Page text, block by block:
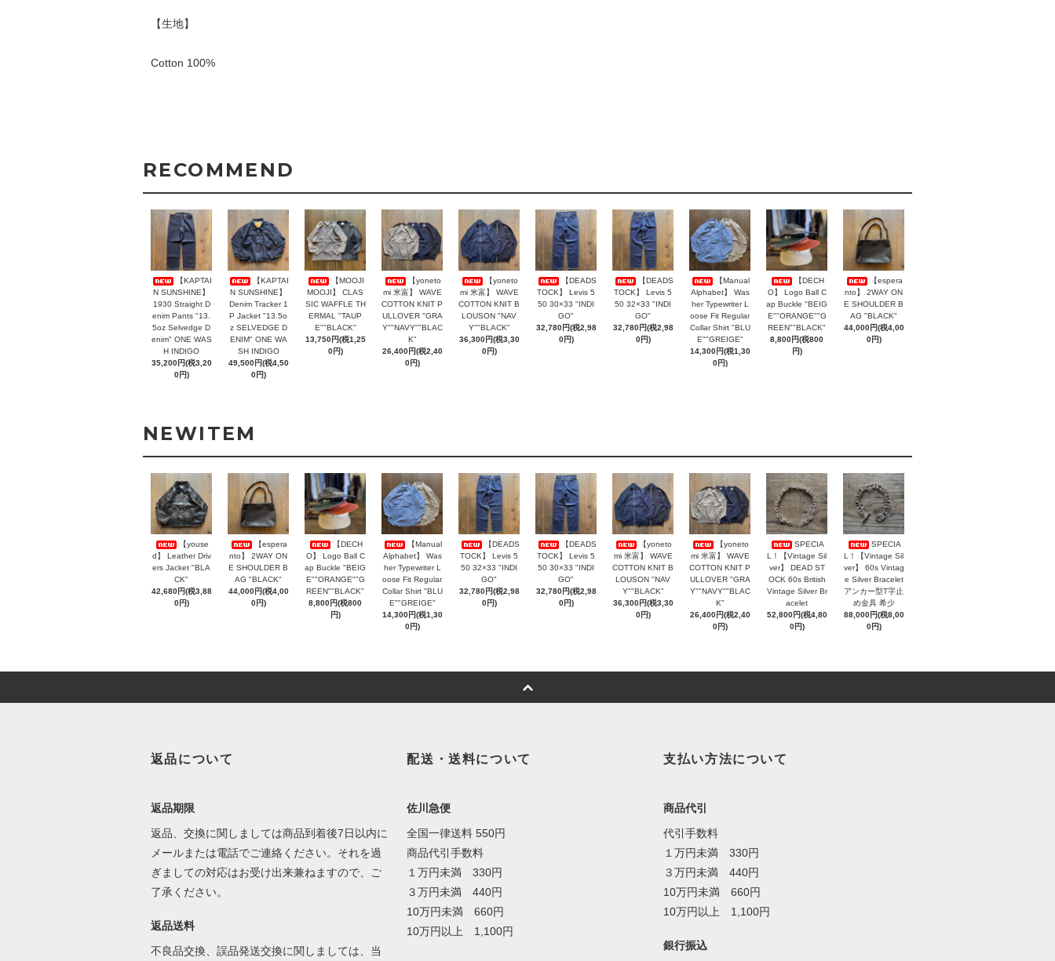
【生地】
Cotton 100%
RECOMMEND
【KAPTAI
N SUNSHINE】
1930 Straight D
enim Pants "13.
5oz Selvedge D
enim" ONE WAS
H INDIGO
35,200円(税3,20
0円)
【KAPTAI
N SUNSHINE】
Denim Tracker 1
P Jacket "13.5o
z SELVEDGE D
ENIM" ONE WA
SH INDIGO
49,500円(税4,50
0円)
【MOOJI
MOOJI】 CLAS
SIC WAFFLE TH
ERMAL "TAUP
E""BLACK"
13,750円(税1,25
0円)
【yoneto
mi 米富】 WAVE
COTTON KNIT P
ULLOVER "GRA
Y""NAVY""BLAC
K"
26,400円(税2,40
0円)
【yoneto
mi 米富】 WAVE
COTTON KNIT B
LOUSON "NAV
Y""BLACK"
36,300円(税3,30
0円)
【DEADS
TOCK】 Levis 5
50 30×33 "INDI
GO"
32,780円(税2,98
0円)
【DEADS
TOCK】 Levis 5
50 32×33 "INDI
GO"
32,780円(税2,98
0円)
【Manual
Alphabet】 Was
her Typewriter L
oose Fit Regular
Collar Shirt "BLU
E""GREIGE"
14,300円(税1,30
0円)
【DECH
O】 Logo Ball C
ap Buckle "BEIG
E""ORANGE""G
REEN""BLACK"
8,800円(税800
円)
【espera
nto】 2WAY ON
E SHOULDER B
AG "BLACK"
44,000円(税4,00
0円)
NEWITEM
【youse
d】 Leather Driv
ers Jacket "BLA
CK"
42,680円(税3,88
0円)
【espera
nto】 2WAY ON
E SHOULDER B
AG "BLACK"
44,000円(税4,00
0円)
【DECH
O】 Logo Ball C
ap Buckle "BEIG
E""ORANGE""G
REEN""BLACK"
8,800円(税800
円)
【Manual
Alphabet】 Was
her Typewriter L
oose Fit Regular
Collar Shirt "BLU
E""GREIGE"
14,300円(税1,30
0円)
【DEADS
TOCK】 Levis 5
50 32×33 "INDI
GO"
32,780円(税2,98
0円)
【DEADS
TOCK】 Levis 5
50 30×33 "INDI
GO"
32,780円(税2,98
0円)
【yoneto
mi 米富】 WAVE
COTTON KNIT B
LOUSON "NAV
Y""BLACK"
36,300円(税3,30
0円)
【yoneto
mi 米富】 WAVE
COTTON KNIT P
ULLOVER "GRA
Y""NAVY""BLAC
K"
26,400円(税2,40
0円)
SPECIA
L！【Vintage Sil
ver】 DEAD ST
OCK 60s British
Vintage Silver Br
acelet
52,800円(税4,80
0円)
SPECIA
L！【Vintage Sil
ver】 60s Vintag
e Silver Bracelet
アンカー型T字止
め金具 希少
88,000円(税8,00
0円)
返品について
返品期限
返品、交換に関しましては商品到着後7日以内に
メールまたは電話でご連絡ください。それを過
ぎましての対応はお受け出来兼ねますので、ご
了承ください。
返品送料
不良品交換、誤品発送交換に関しましては、当
配送・送料について
佐川急便
全国一律送料 550円
商品代引手数料
１万円未満 330円
３万円未満 440円
10万円未満 660円
10万円以上 1,100円
支払い方法について
商品代引
代引手数料
１万円未満 330円
３万円未満 440円
10万円未満 660円
10万円以上 1,100円
銀行振込